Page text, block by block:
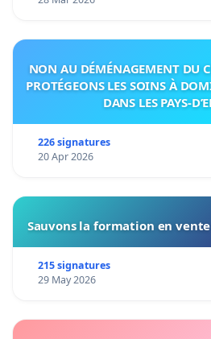
NON AU DÉMÉNAGEMENT DU
PROTÉGEONS LES SOINS À
DANS LES PAYS-
226 signatures
20 Apr 2026
Sauvons la formation en vente
215 signatures
29 May 2026